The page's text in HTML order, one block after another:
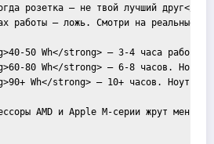
розетка — не твой лучший друг</h2>
работы — ложь. Смотри на реальные
50 Wh</strong> — 3-4 часа работы.
80 Wh</strong> — 6-8 часов. Норма
Wh</strong> — 10+ часов. Ноут
AMD и Apple M-серии жрут